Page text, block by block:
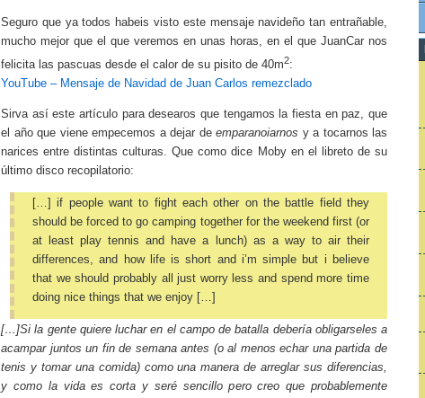
Seguro que ya todos habeis visto este mensaje navideño tan entrañable,
mucho mejor que el que veremos en unas horas, en el que JuanCar nos
felicita las pascuas desde el calor de su pisito de 40m2:
YouTube – Mensaje de Navidad de Juan Carlos remezclado
Sirva así este artículo para desearos que tengamos la fiesta en paz, que
el año que viene empecemos a dejar de emparanoiarnos y a tocarnos las
narices entre distintas culturas. Que como dice Moby en el libreto de su
último disco recopilatorio:
[…] if people want to fight each other on the battle field they
should be forced to go camping together for the weekend first (or
at least play tennis and have a lunch) as a way to air their
differences, and how life is short and i’m simple but i believe
that we should probably all just worry less and spend more time
doing nice things that we enjoy […]
[…]Si la gente quiere luchar en el campo de batalla debería obligarseles a
acampar juntos un fin de semana antes (o al menos echar una partida de
tenis y tomar una comida) como una manera de arreglar sus diferencias,
y como la vida es corta y seré sencillo pero creo que probablemente